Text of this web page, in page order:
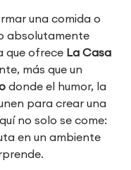
una comida o
absolutamente
que ofrece La Casa
más que un
donde el humor, la
para crear una
no solo se come:
en un ambiente